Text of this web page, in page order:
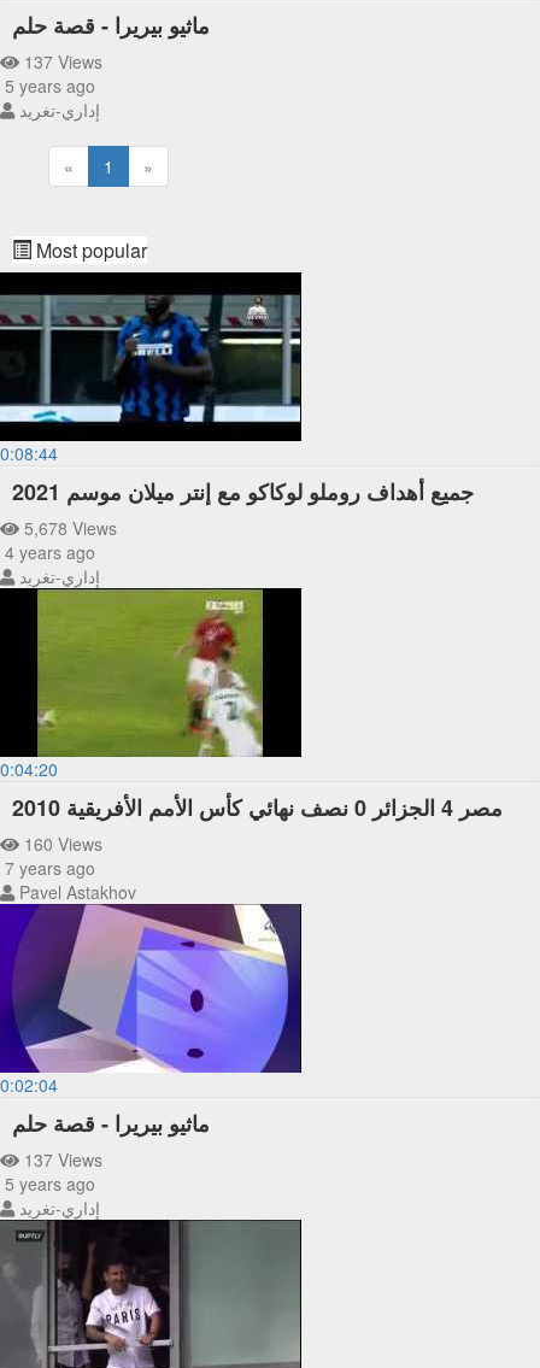
ماثيو بيريرا - قصة حلم
137 Views
5 years ago
إداري-تغريد
« 1 »
Most popular
0:08:44
جميع أهداف روملو لوكاكو مع إنتر ميلان موسم 2021
5,678 Views
4 years ago
إداري-تغريد
0:04:20
مصر 4 الجزائر 0 نصف نهائي كأس الأمم الأفريقية 2010
160 Views
7 years ago
Pavel Astakhov
0:02:04
ماثيو بيريرا - قصة حلم
137 Views
5 years ago
إداري-تغريد